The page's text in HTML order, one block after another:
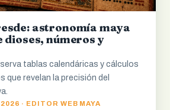
astronomía maya
números y
tablas calendáricas y cálculos
que revelan la precisión del
· EDITOR WEB MAYA